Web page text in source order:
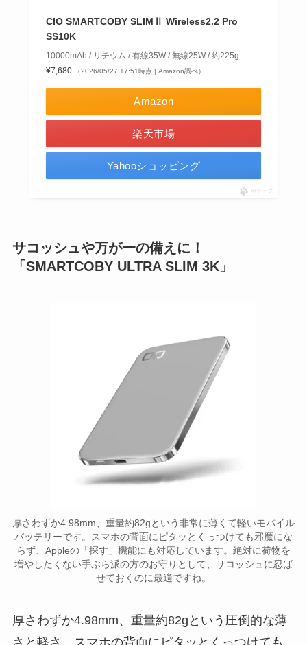
CIO SMARTCOBY SLIMⅡ Wireless2.2 Pro
SS10K
10000mAh / リチウム / 有線35W / 無線25W / 約225g
¥7,680
（2026/05/27 17:51時点 | Amazon調べ）
Amazon
楽天市場
Yahooショッピング
ポチップ
サコッシュや万が一の備えに！
「SMARTCOBY ULTRA SLIM 3K」
厚さわずか4.98mm、重量約82gという非常に薄くて軽いモバイル
バッテリーです。スマホの背面にピタッとくっつけても邪魔にな
らず、Appleの「探す」機能にも対応しています。絶対に荷物を
増やしたくない手ぶら派の方のお守りとして、サコッシュに忍ば
せておくのに最適ですね。
厚さわずか4.98mm、重量約82gという圧倒的な薄
さと軽さ。スマホの背面にピタッとくっつけても